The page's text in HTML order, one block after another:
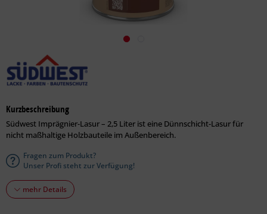
Kurzbeschreibung
Südwest Imprägnier-Lasur – 2,5 Liter ist eine Dünnschicht-Lasur für
nicht maßhaltige Holzbauteile im Außenbereich.
Fragen zum Produkt?
Unser Profi steht zur Verfügung!
mehr Details